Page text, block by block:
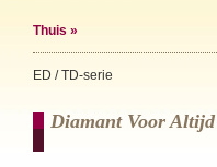
Thuis »
ED / TD-serie
Diamant Voor